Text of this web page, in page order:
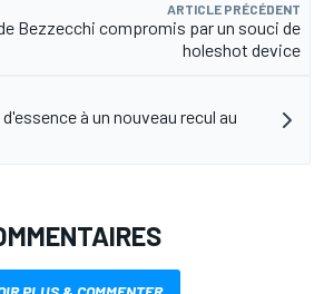
ARTICLE PRÉCÉDENT
Bezzecchi compromis par un souci de
holeshot device
à un nouveau recul au